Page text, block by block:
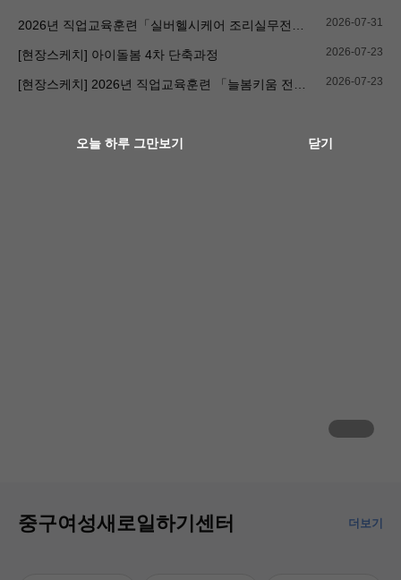
2026년 직업교육훈련「실버헬시케어 조리실무전문가 양성과정」교육생 간담회 2026-07-31
[현장스케치] 아이돌봄 4차 단축과정 2026-07-23
[현장스케치] 2026년 직업교육훈련 「늘봄키움 전문가 양성과정」직종설명회 2026-07-23
중구여성새로일하기센터 더보기
오늘 하루 그만보기 닫기